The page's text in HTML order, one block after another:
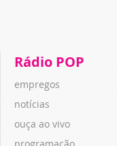
Rádio POP
empregos
notícias
ouça ao vivo
programação